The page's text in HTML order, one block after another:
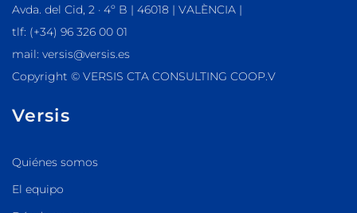
Avda. del Cid, 2 · 4º B | 46018 | VALÈNCIA |
tlf: (+34) 96 326 00 01
mail: versis@versis.es
Copyright © VERSIS CTA CONSULTING COOP.V
Versis
Quiénes somos
El equipo